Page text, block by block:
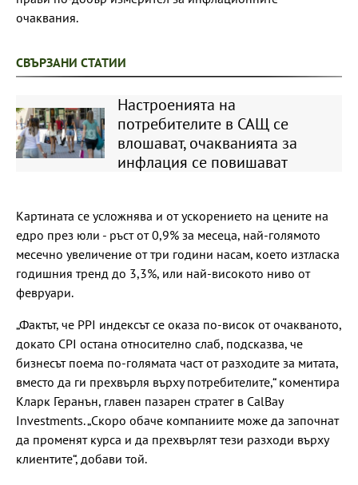
очаквания.
СВЪРЗАНИ СТАТИИ
Настроенията на
потребителите в САЩ се
влошават, очакванията за
инфлация се повишават
Картината се усложнява и от ускорението на цените на
едро през юли - ръст от 0,9% за месеца, най-голямото
месечно увеличение от три години насам, което изтласка
годишния тренд до 3,3%, или най-високото ниво от
февруари.
„Фактът, че PPI индексът се оказа по-висок от очакваното,
докато CPI остана относително слаб, подсказва, че
бизнесът поема по-голямата част от разходите за митата,
вместо да ги прехвърля върху потребителите,“ коментира
Кларк Геранън, главен пазарен стратег в CalBay
Investments. „Скоро обаче компаниите може да започнат
да променят курса и да прехвърлят тези разходи върху
клиентите“, добави той.